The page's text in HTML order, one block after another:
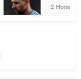
2 Horas Atrás